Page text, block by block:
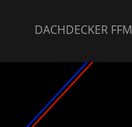
DACHDECKER FFM